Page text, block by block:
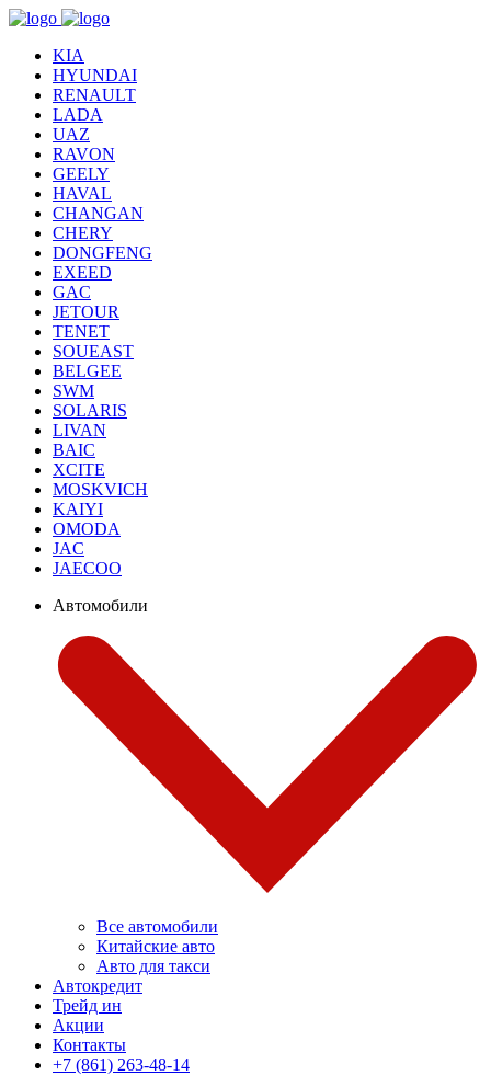
KIA
HYUNDAI
RENAULT
LADA
UAZ
RAVON
GEELY
HAVAL
CHANGAN
CHERY
DONGFENG
EXEED
GAC
JETOUR
TENET
SOUEAST
BELGEE
SWM
SOLARIS
LIVAN
BAIC
XCITE
MOSKVICH
KAIYI
OMODA
JAC
JAECOO
Автомобили
Все автомобили
Китайские авто
Авто для такси
Автокредит
Трейд ин
Акции
Контакты
+7 (861) 263-48-14